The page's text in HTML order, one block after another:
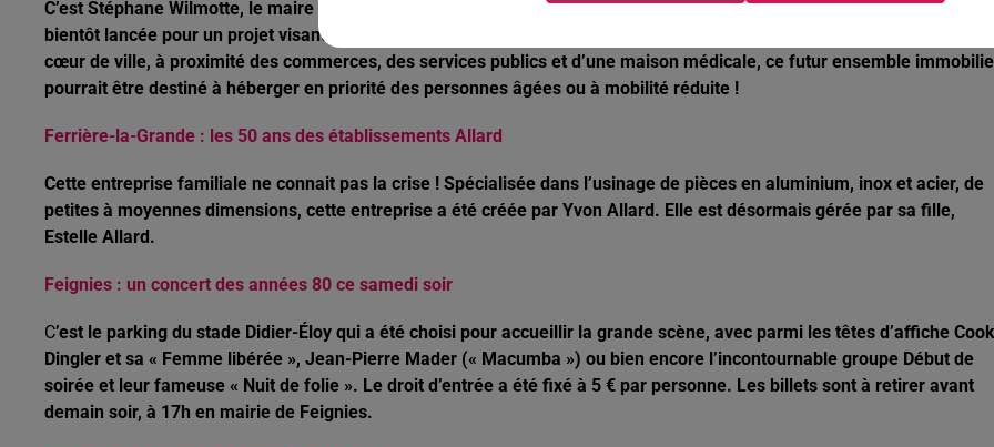
C’est Stéphane Wilmotte, le maire d’Hautmont, qui l’a annoncé cette semaine sur les réseaux sociaux. Une étude sera
bientôt lancée pour un projet visant à la transformer en béguinage et en résidence locative. Idéalement situé en plein
cœur de ville, à proximité des commerces, des services publics et d’une maison médicale, ce futur ensemble
pourrait être destiné à héberger en priorité des personnes âgées ou à mobilité réduite !
Ferrière-la-Grande : les 50 ans des établissements Allard
Cette entreprise familiale ne connait pas la crise ! Spécialisée dans l’usinage de pièces en aluminium, inox et acier, de
petites à moyennes dimensions, cette entreprise a été créée par Yvon Allard. Elle est désormais gérée par sa fille,
Estelle Allard.
Feignies : un concert des années 80 ce samedi soir
C’est le parking du stade Didier-Éloy qui a été choisi pour accueillir la grande scène, avec parmi les têtes d’affiche
Dingler et sa « Femme libérée », Jean-Pierre Mader (« Macumba ») ou bien encore l’incontournable groupe Début de
soirée et leur fameuse « Nuit de folie ». Le droit d’entrée a été fixé à 5 € par personne. Les billets sont à retirer avant
demain soir, à 17h en mairie de Feignies.